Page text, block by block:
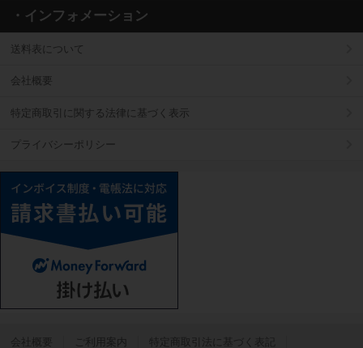
・インフォメーション
送料表について
会社概要
特定商取引に関する法律に基づく表示
プライバシーポリシー
会社概要 ご利用案内 特定商取引法に基づく表記